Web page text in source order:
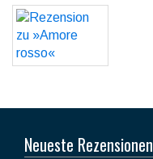
Neueste Rezensionen